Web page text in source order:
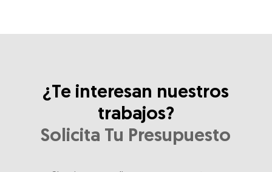
¿Te interesan nuestros
trabajos?
Solicita Tu Presupuesto